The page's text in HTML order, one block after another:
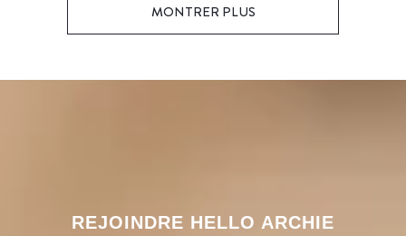
MONTRER PLUS
REJOINDRE HELLO ARCHIE